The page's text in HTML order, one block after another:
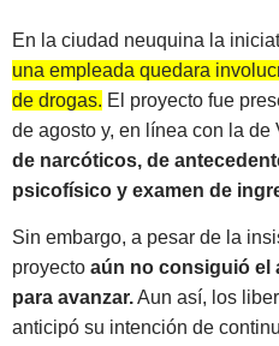
En la ciudad neuquina la
una empleada quedara
de drogas. El proyecto fue
de agosto y, en línea con la de
de narcóticos, de
psicofísico y examen de
Sin embargo, a pesar de la
proyecto aún no consiguió el
para avanzar.Aun así, los
anticipó su intención de